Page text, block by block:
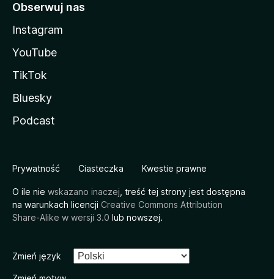
Obserwuj nas
Instagram
YouTube
TikTok
Bluesky
Podcast
Prywatność Ciasteczka Kwestie prawne
O ile nie wskazano inaczej , treść tej strony jest dostępna
na warunkach licencji Creative Commons Attribution
Share-Alike w wersji 3.0 lub nowszej.
Zmień język